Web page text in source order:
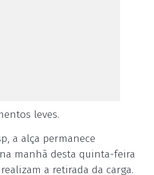
leves.
a alça permanece
manhã desta quinta-feira
a retirada da carga.